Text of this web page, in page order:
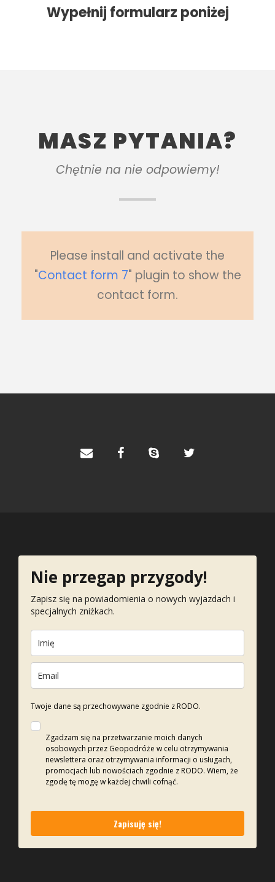
Wypełnij formularz poniżej
MASZ PYTANIA?
Chętnie na nie odpowiemy!
Please install and activate the
"Contact form 7" plugin to show the
contact form.
Nie przegap przygody!
Zapisz się na powiadomienia o nowych wyjazdach i
specjalnych zniżkach.
Twoje dane są przechowywane zgodnie z RODO.
Zgadzam się na przetwarzanie moich danych
osobowych przez Geopodróże w celu otrzymywania
newslettera oraz otrzymywania informacji o usługach,
promocjach lub nowościach zgodnie z RODO. Wiem, że
zgodę tę mogę w każdej chwili cofnąć.
Zapisuję się!